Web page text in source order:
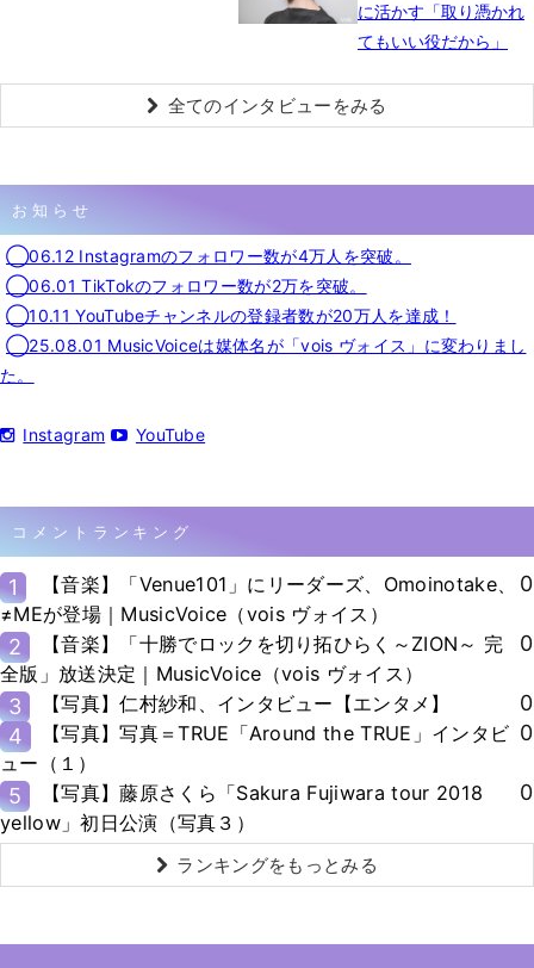
に活かす「取り憑かれ
てもいい役だから」
全てのインタビューをみる
お知らせ
◯06.12 Instagramのフォロワー数が4万人を突破。
◯06.01 TikTokのフォロワー数が2万を突破。
◯10.11 YouTubeチャンネルの登録者数が20万人を達成！
◯25.08.01 MusicVoiceは媒体名が「vois ヴォイス」に変わりまし
た。
Instagram YouTube
コメントランキング
1
【音楽】「Venue101」にリーダーズ、Omoinotake、
≠MEが登場｜MusicVoice（vois ヴォイス）
0
2
【音楽】「十勝でロックを切り拓ひらく～ZION～ 完
全版」放送決定｜MusicVoice（vois ヴォイス）
0
3 【写真】仁村紗和、インタビュー【エンタメ】
0
4
【写真】写真＝TRUE「Around the TRUE」インタビ
ュー（１）
0
5
【写真】藤原さくら「Sakura Fujiwara tour 2018
yellow」初日公演（写真３）
0
ランキングをもっとみる